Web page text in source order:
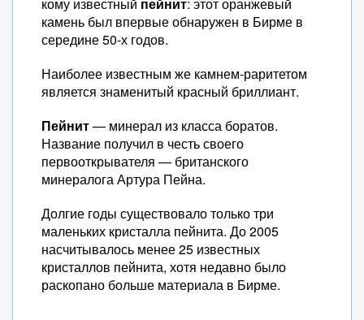
камень был впервые обнаружен в Бирме в
середине 50-х годов.
Наиболее известным же камнем-раритетом
является знаменитый красный бриллиант.
Пейнит— минерал из класса боратов.
Название получил в честь своего
первооткрывателя — британского
минералога Артура Пейна.
Долгие годы существовало только три
маленьких кристалла пейнита. До 2005
насчитывалось менее 25 известных
кристаллов пейнита, хотя недавно было
раскопано больше материала в Бирме.